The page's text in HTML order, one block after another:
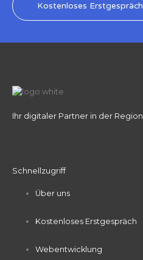
Kostenloses Erstgespräch
Ihr digitaler Partner in der Region
Schnellzugriff
Über uns
Kostenloses Erstgespräch
Webentwicklung